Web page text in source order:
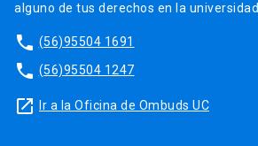
alguno de tus derechos en la universidad.
phone (56)95504 1691
phone (56)95504 1247
launch Ir a la Oficina de Ombuds UC